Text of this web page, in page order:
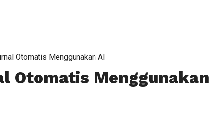
Otomatis Menggunakan AI
Otomatis Menggunakan